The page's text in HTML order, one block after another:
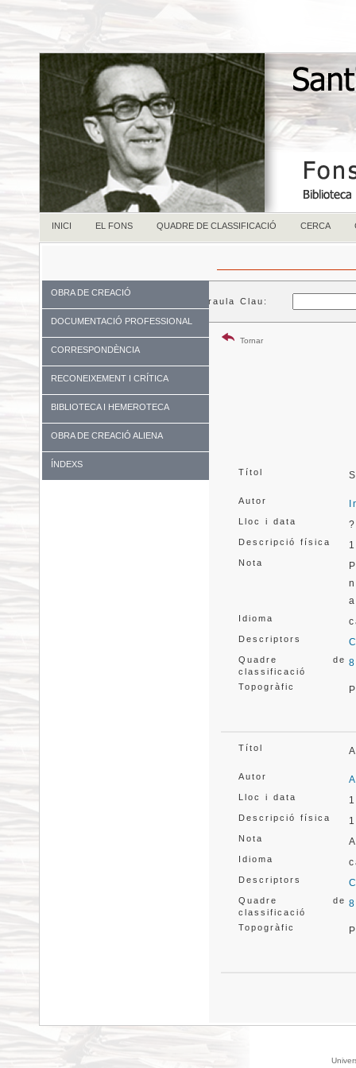
INICI EL FONS QUADRE DE CLASSIFICACIÓ CERCA
OBRA DE CREACIÓ
DOCUMENTACIÓ PROFESSIONAL
CORRESPONDÈNCIA
RECONEIXEMENT I CRÍTICA
BIBLIOTECA I HEMEROTECA
OBRA DE CREACIÓ ALIENA
ÍNDEXS
Paraula Clau:
Tornar
Títol
Autor
Lloc i data
Descripció física
Nota
Idioma
Descriptors
Quadre de
classificació
Topogràfic
Títol
Autor
Lloc i data
Descripció física
Nota
Idioma
Descriptors
Quadre de
classificació
Topogràfic